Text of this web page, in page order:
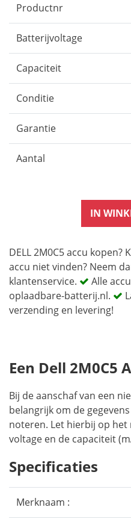
Productnr
Batterijvoltage
Capaciteit
Conditie
Garantie
Aantal
IN
DELL 2M0C5 accu kopen?
accu niet vinden? Neem
klantenservice.
Alle
oplaadbare-batterij.nl.
verzending en levering!
Een Dell 2M0C5
Bij de aanschaf van een
belangrijk om de
noteren. Let hierbij op
voltage en de capaciteit
Specificaties
Merknaam :